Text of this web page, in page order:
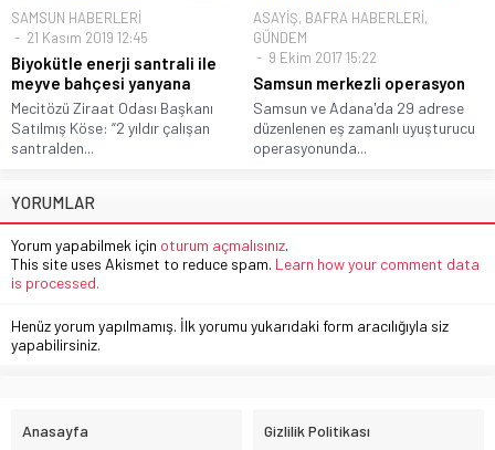
SAMSUN HABERLERİ
21 Kasım 2019 12:45
Biyokütle enerji santrali ile
meyve bahçesi yanyana
Mecitözü Ziraat Odası Başkanı
Satılmış Köse: “2 yıldır çalışan
santralden...
ASAYİŞ, BAFRA HABERLERİ,
GÜNDEM
9 Ekim 2017 15:22
Samsun merkezli operasyon
Samsun ve Adana'da 29 adrese
düzenlenen eş zamanlı uyuşturucu
operasyonunda...
YORUMLAR
Yorum yapabilmek için oturum açmalısınız.
This site uses Akismet to reduce spam. Learn how your comment data
is processed.
Henüz yorum yapılmamış. İlk yorumu yukarıdaki form aracılığıyla siz
yapabilirsiniz.
Anasayfa Gizlilik Politikası